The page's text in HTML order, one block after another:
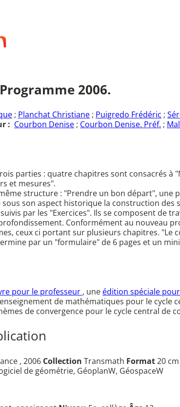
2006.
; Planchat Christiane ; Puigredo Frédéric ;
: Courbon Denise ; Courbon Denise. Préf. ;
parties : quatre chapitres sont consacrés
et mesures".
structure : "Prendre un bon départ", une
son aspect historique la construction des
par les "Exercices". Ils se composent de
Conformément au nouveau
ceux ci portant sur plusieurs chapitres. "Le
par un "formulaire" de 6 pages et un
pour le professeur , une édition spéciale
de mathématiques pour le cycle
de convergence pour le cycle central de
, 2006 Collection Transmath Format20
de géométrie, GéoplanW, GéospaceW